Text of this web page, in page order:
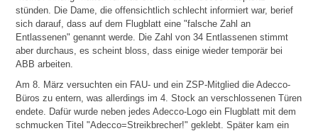
stünden. Die Dame, die offensichtlich schlecht informiert war, berief
sich darauf, dass auf dem Flugblatt eine "falsche Zahl an
Entlassenen" genannt werde. Die Zahl von 34 Entlassenen stimmt
aber durchaus, es scheint bloss, dass einige wieder temporär bei
ABB arbeiten.
Am 8. März versuchten ein FAU- und ein ZSP-Mitglied die Adecco-
Büros zu entern, was allerdings im 4. Stock an verschlossenen Türen
endete. Dafür wurde neben jedes Adecco-Logo ein Flugblatt mit dem
schmucken Titel "Adecco=Streikbrecher!" geklebt. Später kam ein